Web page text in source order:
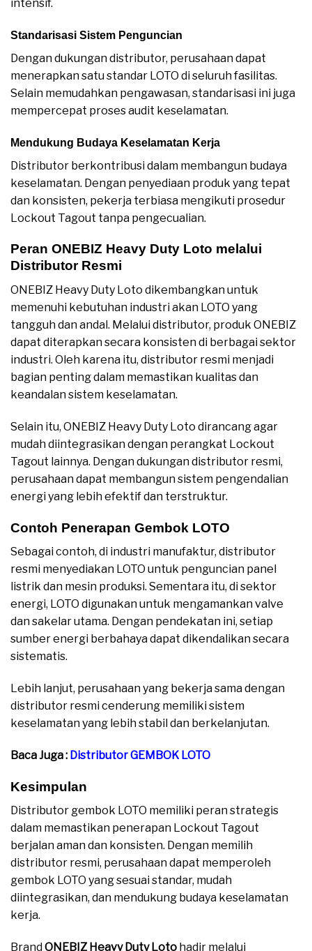
intensif.
Standarisasi Sistem Penguncian
Dengan dukungan distributor, perusahaan dapat
menerapkan satu standar LOTO di seluruh fasilitas.
Selain memudahkan pengawasan, standarisasi ini juga
mempercepat proses audit keselamatan.
Mendukung Budaya Keselamatan Kerja
Distributor berkontribusi dalam membangun budaya
keselamatan. Dengan penyediaan produk yang tepat
dan konsisten, pekerja terbiasa mengikuti prosedur
Lockout Tagout tanpa pengecualian.
Peran ONEBIZ Heavy Duty Loto melalui
Distributor Resmi
ONEBIZ Heavy Duty Loto dikembangkan untuk
memenuhi kebutuhan industri akan LOTO yang
tangguh dan andal. Melalui distributor, produk ONEBIZ
dapat diterapkan secara konsisten di berbagai sektor
industri. Oleh karena itu, distributor resmi menjadi
bagian penting dalam memastikan kualitas dan
keandalan sistem keselamatan.
Selain itu, ONEBIZ Heavy Duty Loto dirancang agar
mudah diintegrasikan dengan perangkat Lockout
Tagout lainnya. Dengan dukungan distributor resmi,
perusahaan dapat membangun sistem pengendalian
energi yang lebih efektif dan terstruktur.
Contoh Penerapan Gembok LOTO
Sebagai contoh, di industri manufaktur, distributor
resmi menyediakan LOTO untuk penguncian panel
listrik dan mesin produksi. Sementara itu, di sektor
energi, LOTO digunakan untuk mengamankan valve
dan sakelar utama. Dengan pendekatan ini, setiap
sumber energi berbahaya dapat dikendalikan secara
sistematis.
Lebih lanjut, perusahaan yang bekerja sama dengan
distributor resmi cenderung memiliki sistem
keselamatan yang lebih stabil dan berkelanjutan.
Baca Juga : Distributor GEMBOK LOTO
Kesimpulan
Distributor gembok LOTO memiliki peran strategis
dalam memastikan penerapan Lockout Tagout
berjalan aman dan konsisten. Dengan memilih
distributor resmi, perusahaan dapat memperoleh
gembok LOTO yang sesuai standar, mudah
diintegrasikan, dan mendukung budaya keselamatan
kerja.
BrandONEBIZ Heavy Duty Loto hadir melalui